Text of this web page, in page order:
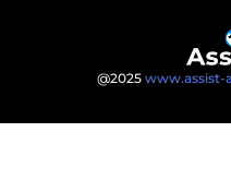
@2025 www.assist-